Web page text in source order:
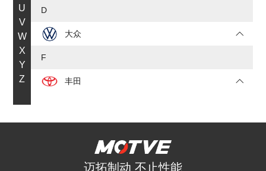
U
V
W
X
Y
Z
D
大众
F
丰田
迈拓制动 不止性能